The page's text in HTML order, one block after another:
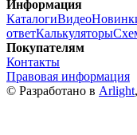
Информация
КаталогиВидео
ответКалькуляторы
Покупателям
Контакты
Правовая информация
© Разработано в Arlight